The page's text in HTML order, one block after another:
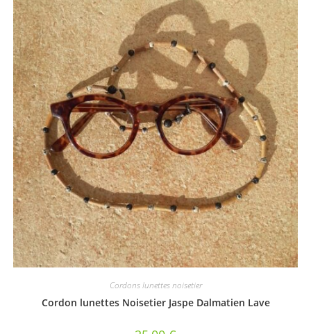
Cordons lunettes noisetier
Cordon lunettes Noisetier Jaspe Dalmatien Lave